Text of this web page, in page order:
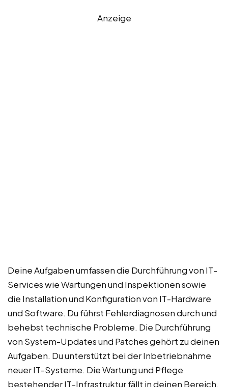
Anzeige
Deine Aufgaben umfassen die Durchführung von IT-
Services wie Wartungen und Inspektionen sowie
die Installation und Konfiguration von IT-Hardware
und Software. Du führst Fehlerdiagnosen durch und
behebst technische Probleme. Die Durchführung
von System-Updates und Patches gehört zu deinen
Aufgaben. Du unterstützt bei der Inbetriebnahme
neuer IT-Systeme. Die Wartung und Pflege
bestehender IT-Infrastruktur fällt in deinen Bereich.